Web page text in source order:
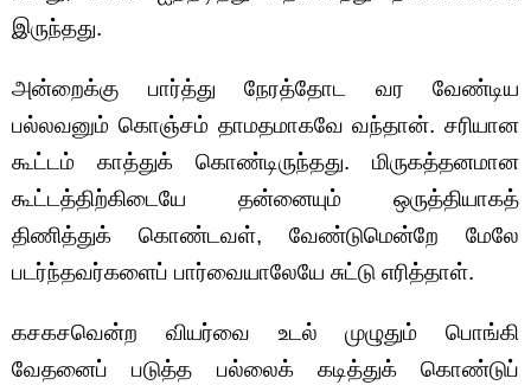
இருந்தது.
அன்றைக்கு பார்த்து நேரத்தோட வர வேண்டிய
பல்லவனும் கொஞ்சம் தாமதமாகவே வந்தான். சரியான
கூட்டம் காத்துக் கொண்டிருந்தது. மிருகத்தனமான
கூட்டத்திற்கிடையே தன்னையும் ஒருத்தியாகத்
திணித்துக் கொண்டவள், வேண்டுமென்றே மேலே
படர்ந்தவர்களைப் பார்வையாலேயே சுட்டு எரித்தாள்.
கசகசவென்ற வியர்வை உடல் முழுதும் பொங்கி
வேதனைப் படுத்த பல்லைக் கடித்துக் கொண்டுப்